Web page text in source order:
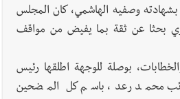
بشهادته وصفيه الهاشمي، كان المجلس
بحثا عن ثقة بما يفيض من مواقف
بوصلة للوجهة اطلقها رئيس
محمد رعد، باسم كل المضحين